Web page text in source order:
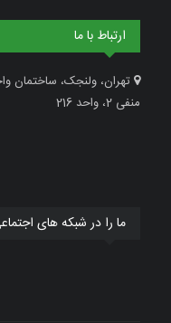
ارتباط با ما
تهران، ولنجک، ساختمان
منفی 2، واحد 216
ما را در شبکه های